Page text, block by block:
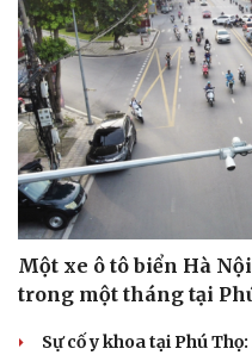
Một xe ô tô biển Hà
trong một tháng tại
Sự cố y khoa tại Phú